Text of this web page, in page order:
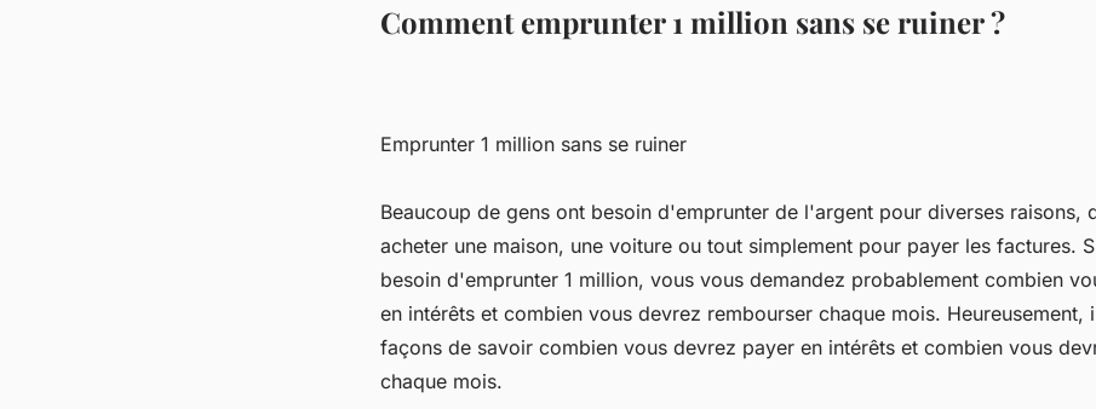
Comment emprunter 1 million sans se ruiner ?
Emprunter 1 million sans se ruiner
Beaucoup de gens ont besoin d'emprunter de l'argent pour diverses raisons,
acheter une maison, une voiture ou tout simplement pour payer les factures.
besoin d'emprunter 1 million, vous vous demandez probablement combien
en intérêts et combien vous devrez rembourser chaque mois. Heureusement,
façons de savoir combien vous devrez payer en intérêts et combien vous
chaque mois.